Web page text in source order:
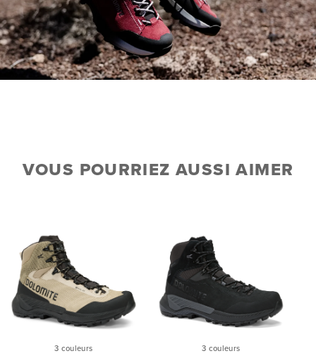
VOUS POURRIEZ AUSSI AIMER
3 couleurs 3 couleurs